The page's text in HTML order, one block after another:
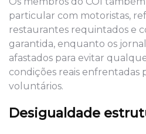
particular com motoristas,
restaurantes requintados e
garantida, enquanto os
afastados para evitar
condições reais enfrentadas
voluntários.
Desigualdade